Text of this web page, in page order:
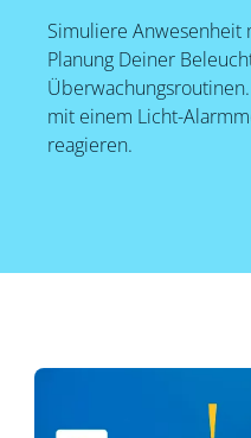
Simuliere Anwesenheit
Planung Deiner
mit einem Licht-
reagieren.